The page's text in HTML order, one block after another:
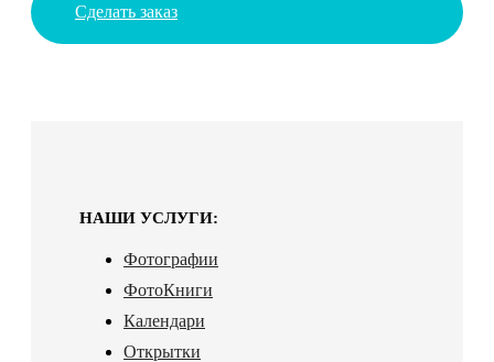
Сделать заказ
НАШИ УСЛУГИ:
Фотографии
ФотоКниги
Календари
Открытки